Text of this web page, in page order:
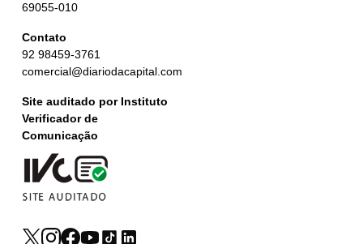
69055-010
Contato
92 98459-3761
comercial@diariodacapital.com
Site auditado por Instituto
Verificador de
Comunicação